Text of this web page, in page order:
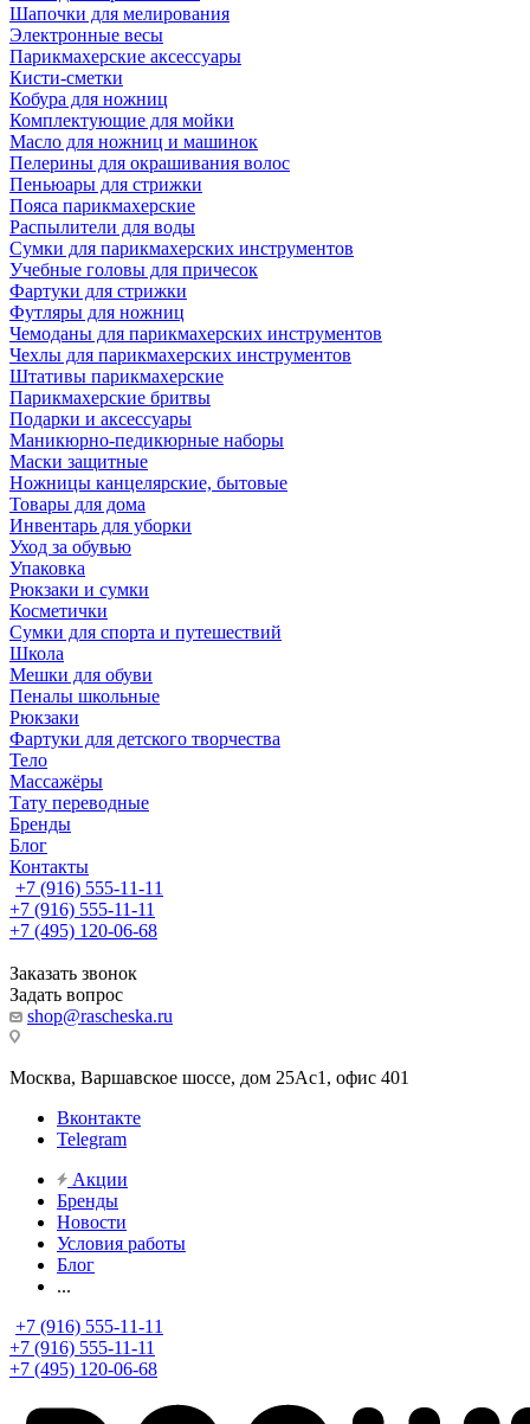
Шапочки для мелирования
Электронные весы
Парикмахерские аксессуары
Кисти-сметки
Кобура для ножниц
Комплектующие для мойки
Масло для ножниц и машинок
Пелерины для окрашивания волос
Пеньюары для стрижки
Пояса парикмахерские
Распылители для воды
Сумки для парикмахерских инструментов
Учебные головы для причесок
Фартуки для стрижки
Футляры для ножниц
Чемоданы для парикмахерских инструментов
Чехлы для парикмахерских инструментов
Штативы парикмахерские
Парикмахерские бритвы
Подарки и аксессуары
Маникюрно-педикюрные наборы
Маски защитные
Ножницы канцелярские, бытовые
Товары для дома
Инвентарь для уборки
Уход за обувью
Упаковка
Рюкзаки и сумки
Косметички
Сумки для спорта и путешествий
Школа
Мешки для обуви
Пеналы школьные
Рюкзаки
Фартуки для детского творчества
Тело
Массажёры
Тату переводные
Бренды
Блог
Контакты
+7 (916) 555-11-11
+7 (916) 555-11-11
+7 (495) 120-06-68
Заказать звонок
Задать вопрос
shop@rascheska.ru
Москва, Варшавское шоссе, дом 25Аc1, офис 401
Вконтакте
Telegram
Акции
Бренды
Новости
Условия работы
Блог
...
+7 (916) 555-11-11
+7 (916) 555-11-11
+7 (495) 120-06-68